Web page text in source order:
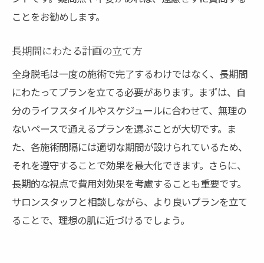
ことをお勧めします。
長期間にわたる計画の立て方
全身脱毛は一度の施術で完了するわけではなく、長期間
にわたってプランを立てる必要があります。まずは、自
分のライフスタイルやスケジュールに合わせて、無理の
ないペースで通えるプランを選ぶことが大切です。ま
た、各施術間隔には適切な期間が設けられているため、
それを遵守することで効果を最大化できます。さらに、
長期的な視点で費用対効果を考慮することも重要です。
サロンスタッフと相談しながら、より良いプランを立て
ることで、理想の肌に近づけるでしょう。